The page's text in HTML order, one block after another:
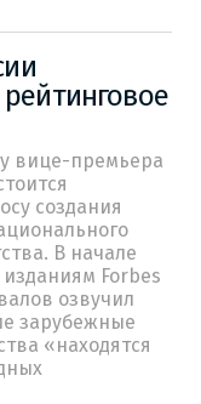
вице-премьера
создания
В начале
Forbes
озвучил
зарубежные
«находятся